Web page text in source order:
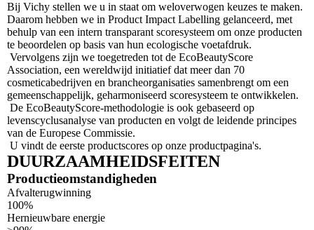
Bij Vichy stellen we u in staat om weloverwogen keuzes te maken.
Daarom hebben we in Product Impact Labelling gelanceerd, met
behulp van een intern transparant scoresysteem om onze producten
te beoordelen op basis van hun ecologische voetafdruk.
Vervolgens zijn we toegetreden tot de EcoBeautyScore
Association, een wereldwijd initiatief dat meer dan 70
cosmeticabedrijven en brancheorganisaties samenbrengt om een
gemeenschappelijk, geharmoniseerd scoresysteem te ontwikkelen.
De EcoBeautyScore-methodologie is ook gebaseerd op
levenscyclusanalyse van producten en volgt de leidende principes
van de Europese Commissie.
U vindt de eerste productscores op onze productpagina's.
DUURZAAMHEIDSFEITEN
Productieomstandigheden
Afvalterugwinning
100%
Hernieuwbare energie